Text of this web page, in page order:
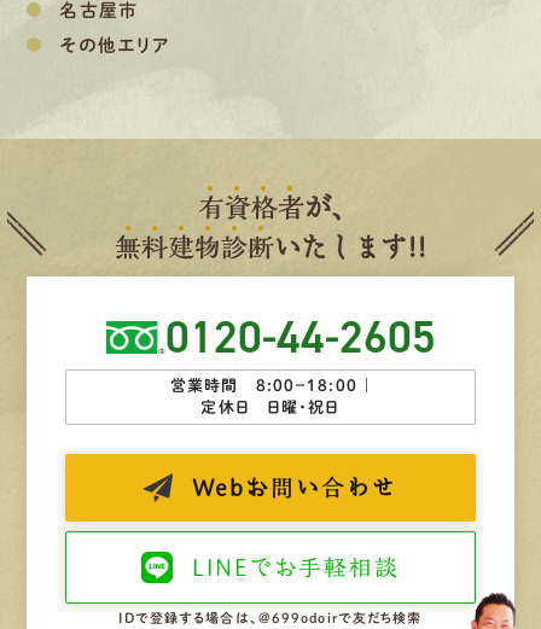
名古屋市
その他エリア
有資格者が、
無料建物診断いたします!!
0120-44-2605
営業時間 8:00−18:00 ｜
定休日 日曜・祝日
Web お問い合わせ
LINEで お手軽相談
IDで登録する場合は、@699odoirで友だち検索